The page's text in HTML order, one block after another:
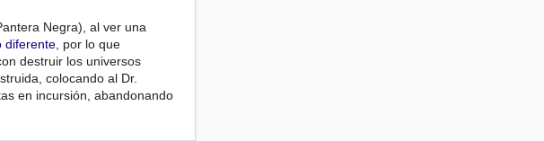
Negra), al ver una
diferente , por lo que
destruir los universos
colocando al Dr.
en incursión, abandonando